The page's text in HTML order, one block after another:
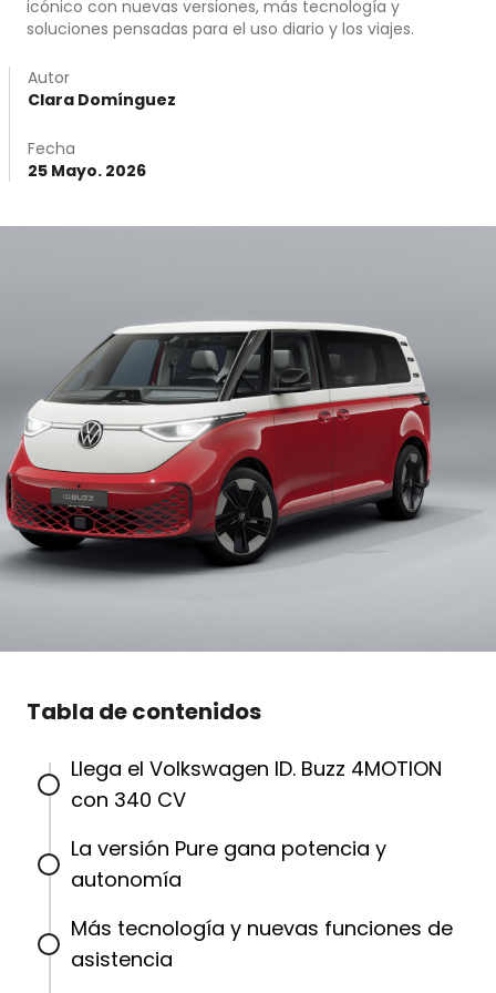
icónico con nuevas versiones, más tecnología y
soluciones pensadas para el uso diario y los viajes.
Autor
Clara Domínguez
Fecha
25 Mayo. 2026
Tabla de contenidos
Llega el Volkswagen ID. Buzz 4MOTION
con 340 CV
La versión Pure gana potencia y
autonomía
Más tecnología y nuevas funciones de
asistencia